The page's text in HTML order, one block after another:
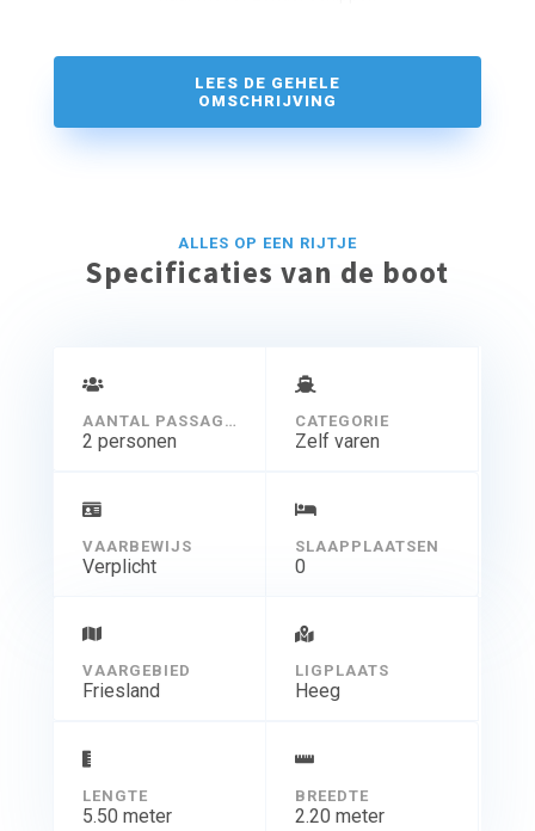
LEES DE GEHELE
OMSCHRIJVING
ALLES OP EEN RIJTJE
Specificaties van de boot
AANTAL PASSAGIERS
2 personen
CATEGORIE
Zelf varen
VAARBEWIJS
Verplicht
SLAAPPLAATSEN
0
VAARGEBIED
Friesland
LIGPLAATS
Heeg
LENGTE
5.50 meter
BREEDTE
2.20 meter